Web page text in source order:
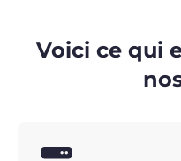
Voici ce qui